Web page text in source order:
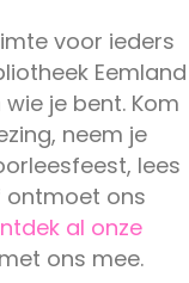
voor ieders
Eemland
je bent. Kom
neem je
lees
ontmoet ons
al onze
ons mee.